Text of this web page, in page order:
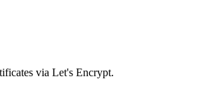
via Let's Encrypt.